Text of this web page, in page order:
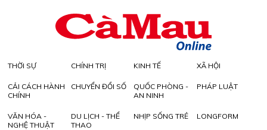
THỜI SỰ CHÍNH TRỊ KINH TẾ XÃ HỘI
CẢI CÁCH HÀNH
CHÍNH
CHUYỂN ĐỔI SỐ
QUỐC PHÒNG -
AN NINH
PHÁP LUẬT
VĂN HÓA -
NGHỆ THUẬT
DU LỊCH - THỂ
THAO
NHỊP SỐNG TRẺ LONGFORM